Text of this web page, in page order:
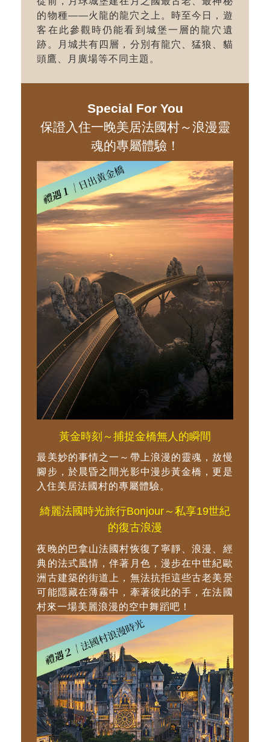
的物種——火龍的龍穴之上。時至今日，遊
客在此參觀時仍能看到城堡一層的龍穴遺
跡。月城共有四層，分別有龍穴、猛狼、貓
頭鷹、月廣場等不同主題。
Special For You
保證入住一晚美居法國村～浪漫靈
魂的專屬體驗！
黃金時刻～捕捉金橋無人的瞬間
最美妙的事情之一～帶上浪漫的靈魂，放慢
腳步，於晨昏之間光影中漫步黃金橋，更是
入住美居法國村的專屬體驗。
綺麗法國時光旅行Bonjour～私享19世紀
的復古浪漫
夜晚的巴拿山法國村恢復了寧靜、浪漫、經
典的法式風情，伴著月色，漫步在中世紀歐
洲古建築的街道上，無法抗拒這些古老美景
可能隱藏在薄霧中，牽著彼此的手，在法國
村來一場美麗浪漫的空中舞蹈吧！